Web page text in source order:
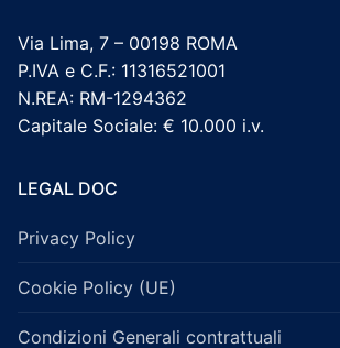
Via Lima, 7 – 00198 ROMA
P.IVA e C.F.: 11316521001
N.REA: RM-1294362
Capitale Sociale: € 10.000 i.v.
LEGAL DOC
Privacy Policy
Cookie Policy (UE)
Condizioni Generali contrattuali